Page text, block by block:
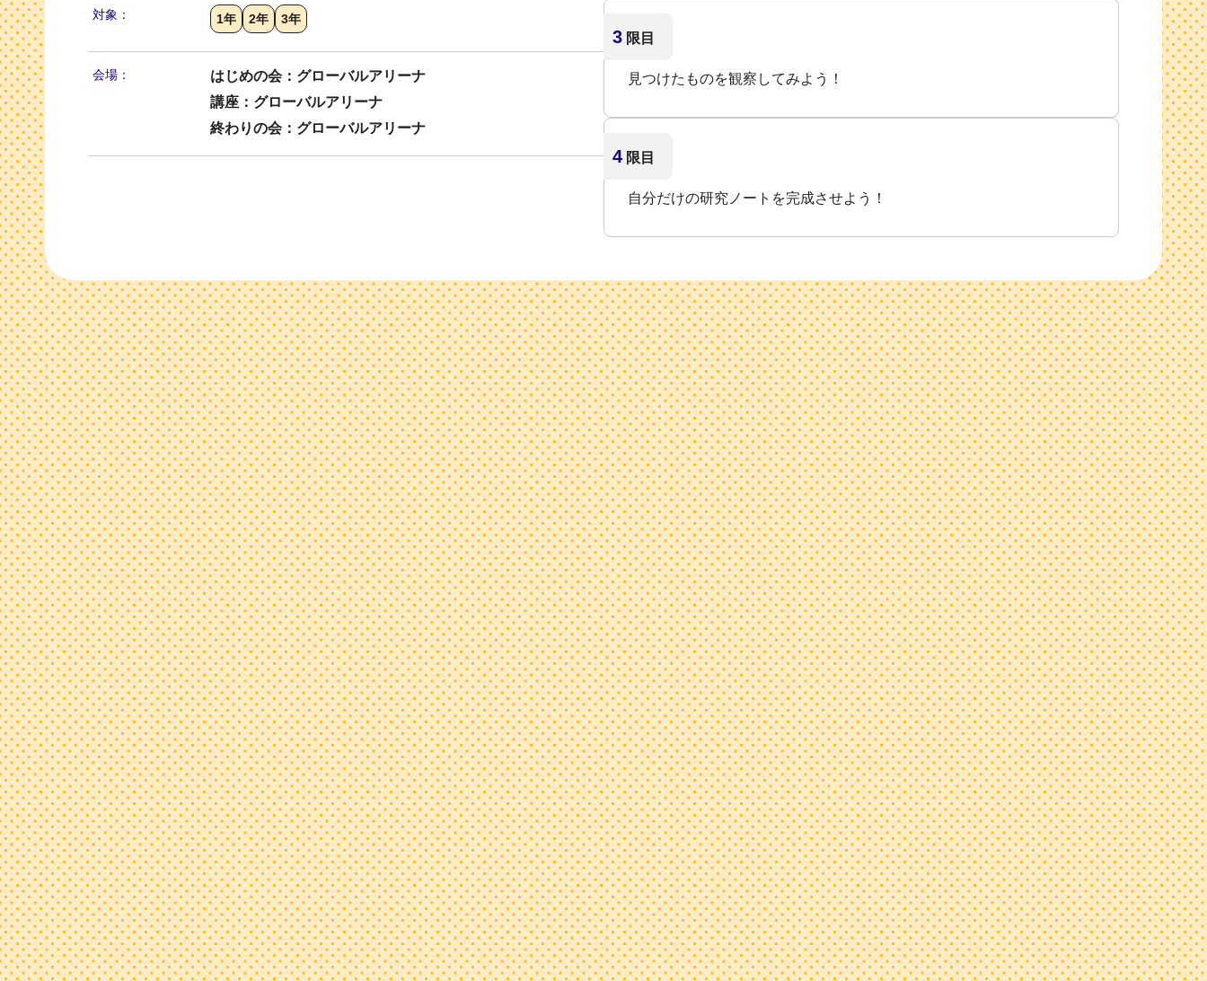
対象： 1年 2年 3年
会場：
はじめの会：グローバルアリーナ
講座：グローバルアリーナ
終わりの会：グローバルアリーナ
3 限目
見つけたものを観察してみよう！
4 限目
自分だけの研究ノートを完成させよう！